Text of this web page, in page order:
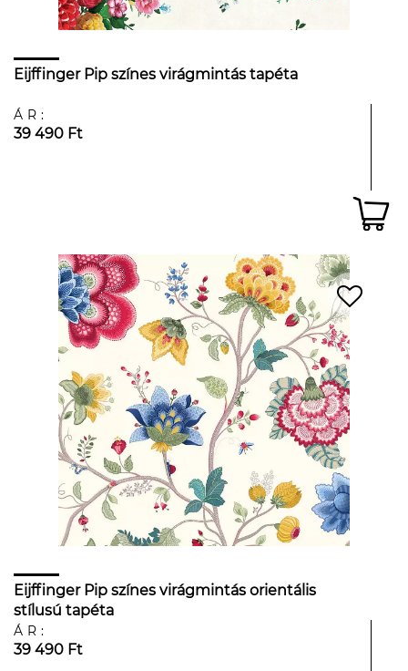
Eijffinger Pip színes virágmintás tapéta
ÁR:
39 490 Ft
Eijffinger Pip színes virágmintás orientális
stílusú tapéta
ÁR:
39 490 Ft